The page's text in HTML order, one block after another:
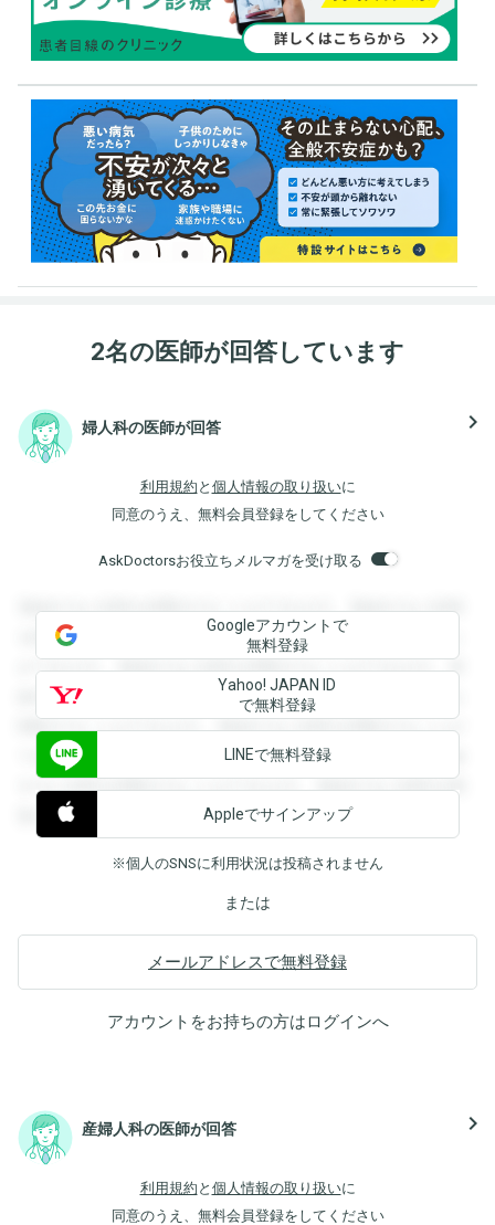
2名の医師が回答しています
婦人科の医師が回答 navigate_next
利用規約 と 個人情報の取り扱いに
同意のうえ、無料会員登録をしてください
AskDoctorsお役立ちメルマガを受け取る
登録すると回答を閲覧することができます。登録すると回答
を閲覧することができます。登録すると回答を閲覧すること
ができます。登録すると回答を閲覧することができます。登
録すると回答を閲覧することができます。登録すると回答を
閲覧することができます。登録すると回答を閲覧することが
できます。登録すると回答を閲覧することができます。登録
すると回答を閲覧することができます。登録すると回答を閲
覧することができます。
Googleアカウントで
無料登録
Yahoo! JAPAN ID
で無料登録
LINEで無料登録
Appleでサインアップ
※個人のSNSに利用状況は投稿されません
または
メールアドレスで無料登録
アカウントをお持ちの方はログインへ
産婦人科の医師が回答 navigate_next
利用規約 と 個人情報の取り扱いに
同意のうえ、無料会員登録をしてください